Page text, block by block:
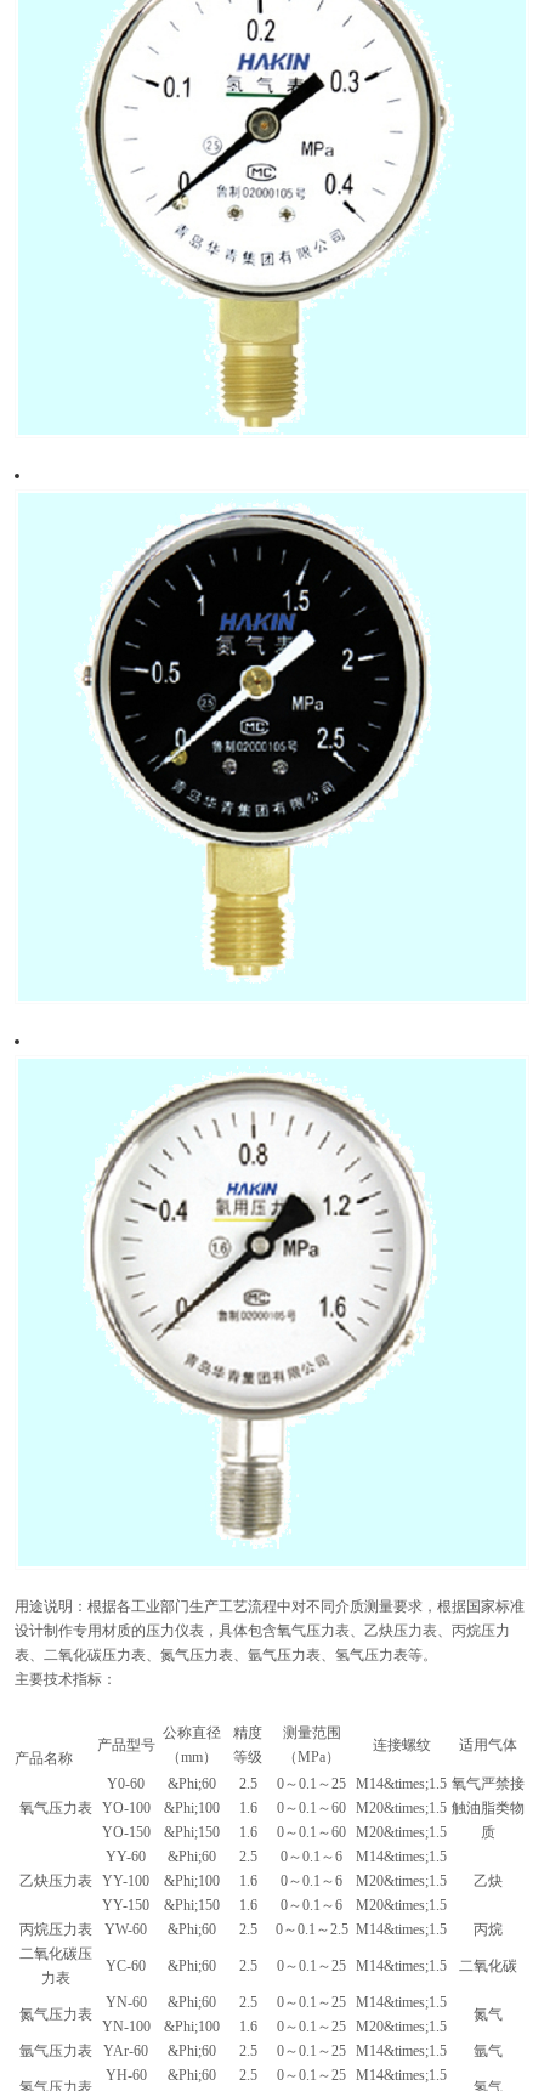
用途说明：根据各工业部门生产工艺流程中对不同介质测量要求，根据国家标准
设计制作专用材质的压力仪表，具体包含氧气压力表、乙炔压力表、丙烷压力
表、二氧化碳压力表、氮气压力表、氩气压力表、氢气压力表等。
主要技术指标：
产品名称
产品型号
公称直径
（mm）
精度
等级
测量范围
（MPa）
连接螺纹 适用气体
氧气压力表
Y0-60 &Phi;60 2.5 0～0.1～25 M14&times;1.5 氧气严禁接
触油脂类物
质
YO-100 &Phi;100 1.6 0～0.1～60 M20&times;1.5
YO-150
&Phi;150 1.6 0～0.1～60 M20&times;1.5
乙炔压力表
YY-60 &Phi;60 2.5 0～0.1～6 M14&times;1.5
乙炔
YY-100 &Phi;100 1.6 0～0.1～6 M20&times;1.5
YY-150
&Phi;150 1.6 0～0.1～6 M20&times;1.5
丙烷压力表
YW-60 &Phi;60 2.5 0～0.1～2.5 M14&times;1.5
丙烷
二氧化碳压
力表
YC-60 &Phi;60 2.5 0～0.1～25 M14&times;1.5 二氧化碳
氮气压力表
YN-60 &Phi;60 2.5 0～0.1～25 M14&times;1.5
氮气
YN-100 &Phi;100 1.6 0～0.1～25 M20&times;1.5
氩气压力表
YAr-60 &Phi;60 2.5 0～0.1～25 M14&times;1.5 氩气
YH-60 &Phi;60 2.5 0～0.1～25 M14&times;1.5